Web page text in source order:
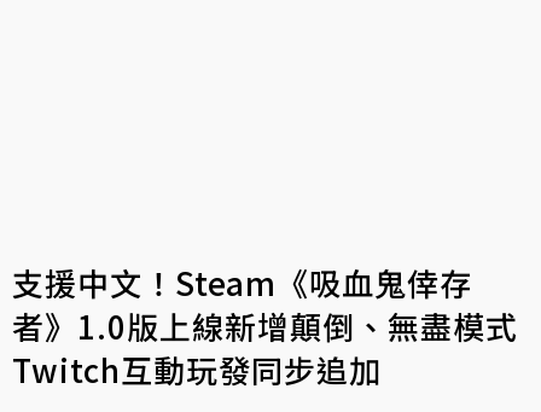
支援中文！Steam《吸血鬼倖存
者》1.0版上線新增顛倒、無盡模式
Twitch互動玩發同步追加